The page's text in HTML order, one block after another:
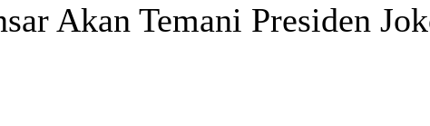
Akan Temani Presiden